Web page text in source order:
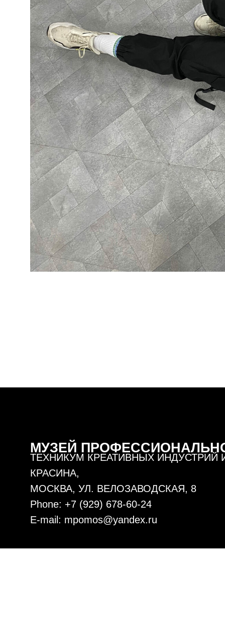
МУЗЕЙ
ТЕХНИКУМ КРЕАТИВНЫХ ИНДУСТРИЙ
КРАСИНА,
МОСКВА, УЛ. ВЕЛОЗАВОДСКАЯ, 8
Phone: +7 (929) 678-60-24
E-mail: mpomos@yandex.ru